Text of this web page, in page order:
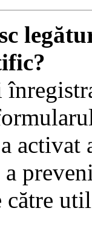
activat
către